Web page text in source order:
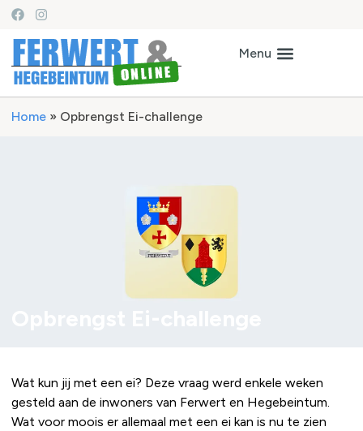
Home » Opbrengst Ei-challenge
Wat kun jij met een ei? Deze vraag werd enkele weken
gesteld aan de inwoners van Ferwert en Hegebeintum.
Wat voor moois er allemaal met een ei kan is nu te zien